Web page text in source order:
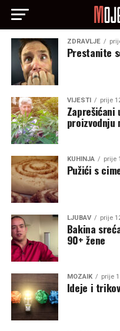
ZDRAVLJE
Prestanite
VIJESTI prije
proizvodnju
KUHINJA prije
Pužići s
LJUBAV prije
Bakina
90+ žene
MOZAIK prije
Ideje i